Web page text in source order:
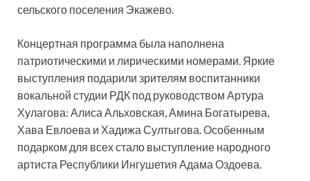
сельского поселения Экажево.
Концертная программа была наполнена
патриотическими и лирическими номерами. Яркие
выступления подарили зрителям воспитанники
вокальной студии РДК под руководством Артура
Хулагова: Алиса Альховская, Амина Богатырева,
Хава Евлоева и Хадижа Султыгова. Особенным
подарком для всех стало выступление народного
артиста Республики Ингушетия Адама Оздоева.